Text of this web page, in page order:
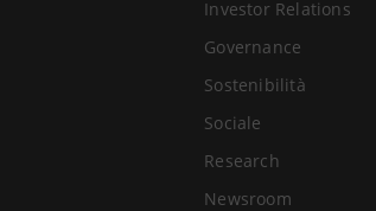
Investor Relations
Governance
Sostenibilità
Sociale
Research
Newsroom